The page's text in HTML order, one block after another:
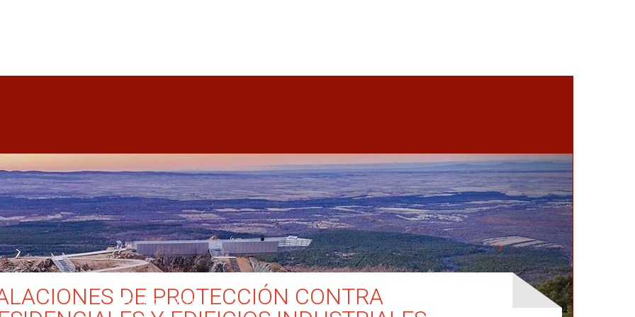
DE PROTECCIÓN CONTRA